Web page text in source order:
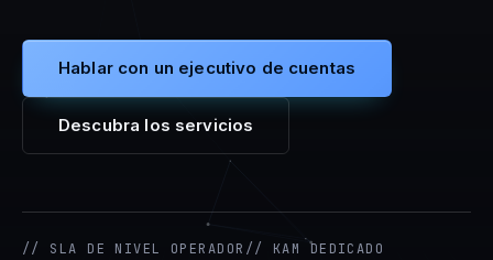
Hablar con un ejecutivo de cuentas
Descubra los servicios
// SLA DE NIVEL OPERADOR // KAM DEDICADO